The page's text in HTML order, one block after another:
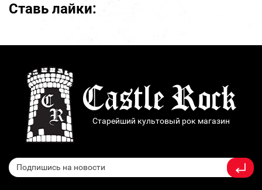
Ставь лайки:
Старейший культовый рок магазин